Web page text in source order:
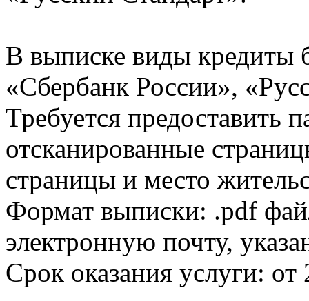
В выписке виды кредиты
«Сбербанк России»,
Требуется предоставить
отсканированные
страницы и место
Формат выписки: .pdf
электронную почту,
Срок оказания услуги: от